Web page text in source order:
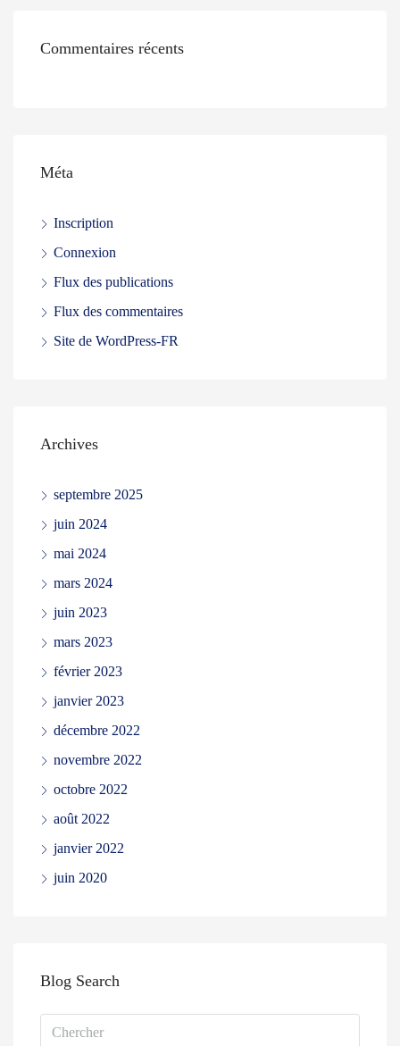
Commentaires récents
Méta
Inscription
Connexion
Flux des publications
Flux des commentaires
Site de WordPress-FR
Archives
septembre 2025
juin 2024
mai 2024
mars 2024
juin 2023
mars 2023
février 2023
janvier 2023
décembre 2022
novembre 2022
octobre 2022
août 2022
janvier 2022
juin 2020
Blog Search